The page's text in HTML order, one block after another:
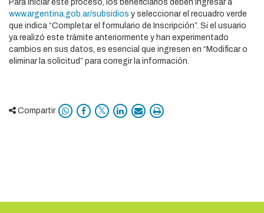
Para iniciar este proceso, los beneficiarios deben ingresar a
www.argentina.gob.ar/subsidios y seleccionar el recuadro verde
que indica “Completar el formulario de Inscripción”. Si el usuario
ya realizó este trámite anteriormente y han experimentado
cambios en sus datos, es esencial que ingresen en “Modificar o
eliminar la solicitud” para corregir la información.
Compartir